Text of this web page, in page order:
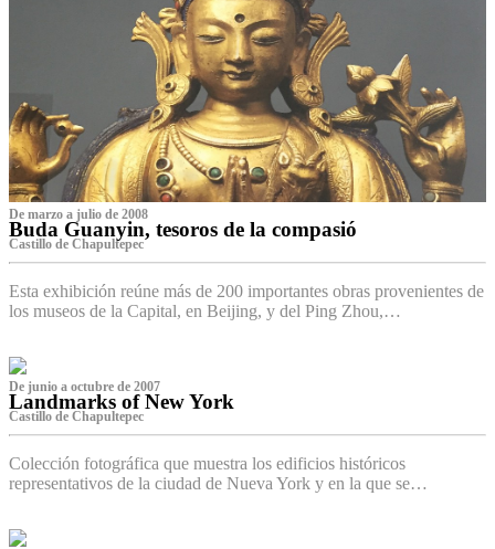
De marzo a julio de 2008
Buda Guanyin, tesoros de la compasió
Castillo de Chapultepec
Esta exhibición reúne más de 200 importantes obras provenientes de
los museos de la Capital, en Beijing, y del Ping Zhou,…
De junio a octubre de 2007
Landmarks of New York
Castillo de Chapultepec
Colección fotográfica que muestra los edificios históricos
representativos de la ciudad de Nueva York y en la que se…